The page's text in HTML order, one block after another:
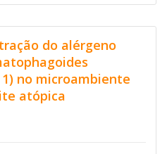
do alérgeno
no microambiente
atópica